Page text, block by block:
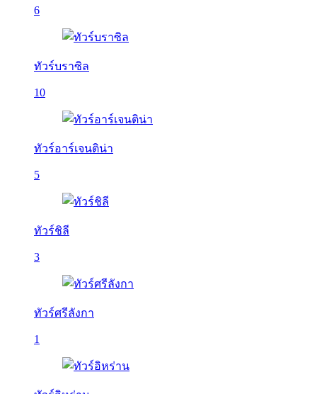
6
ทัวร์บราซิล
10
ทัวร์อาร์เจนติน่า
5
ทัวร์ชิลี
3
ทัวร์ศรีลังกา
1